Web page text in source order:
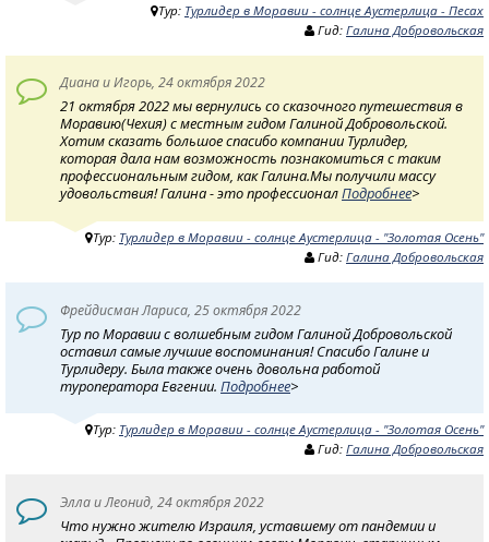
Тур: Турлидер в Моравии - солнце Аустерлица - Песах
Гид: Галина Добровольская
Диана и Игорь, 24 октября 2022
21 октября 2022 мы вернулись со сказочного путешествия в
Моравию(Чехия) с местным гидом Галиной Добровольской.
Хотим сказать большое спасибо компании Турлидер,
которая дала нам возможность познакомиться с таким
профессиональным гидом, как Галина.Мы получили массу
удовольствия! Галина - это профессионалПодробнее>
Тур: Турлидер в Моравии - солнце Аустерлица - "Золотая Осень"
Гид: Галина Добровольская
Фрейдисман Лариса, 25 октября 2022
Тур по Моравии с волшебным гидом Галиной Добровольской
оставил самые лучшие воспоминания! Спасибо Галине и
Турлидеру. Была также очень довольна работой
туроператора Евгении. Подробнее>
Тур: Турлидер в Моравии - солнце Аустерлица - "Золотая Осень"
Гид: Галина Добровольская
Элла и Леонид, 24 октября 2022
Что нужно жителю Израиля, уставшему от пандемии и